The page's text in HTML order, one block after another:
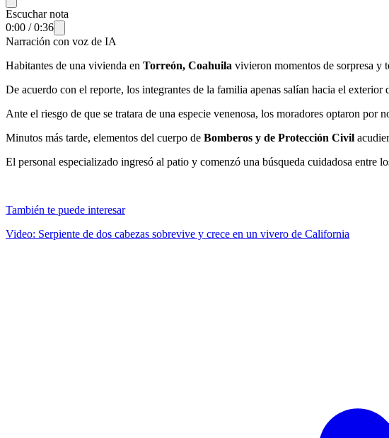
Escuchar nota
0:00 /0:36
Narración con voz de IA
Habitantes de una vivienda en Torreón, Coahuila vivieron momentos de sorpresa y
De acuerdo con el reporte, los integrantes de la familia apenas salían hacia el
Ante el riesgo de que se tratara de una especie venenosa, los moradores optaron
Minutos más tarde, elementos del cuerpo de Bomberos y de Protección Civil
El personal especializado ingresó al patio y comenzó una búsqueda cuidadosa
También te puede interesar
Video: Serpiente de dos cabezas sobrevive y crece en un vivero de California